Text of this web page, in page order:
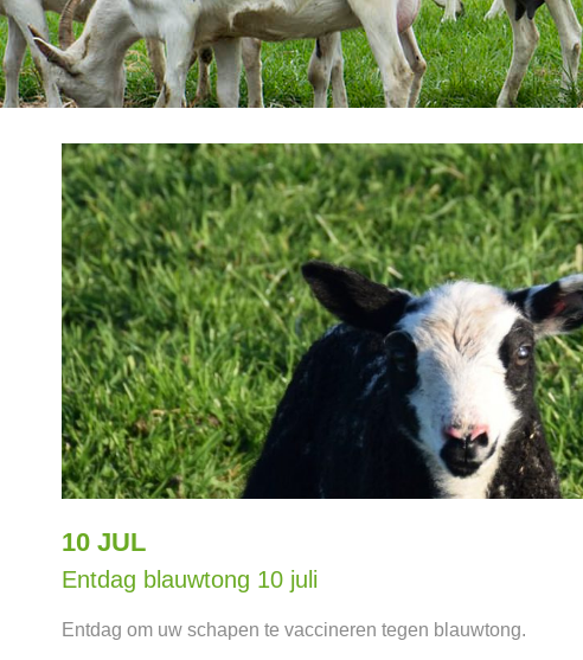
10 JUL
Entdag blauwtong 10 juli
Entdag om uw schapen te vaccineren tegen blauwtong.